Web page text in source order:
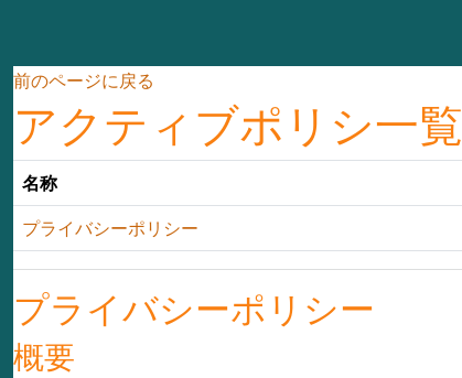
前のページに戻る
アクティブポリシ一覧
名称
プライバシーポリシー
プライバシーポリシー
概要